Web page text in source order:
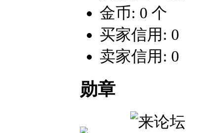
金币: 0 个
买家信用: 0
卖家信用: 0
勋章